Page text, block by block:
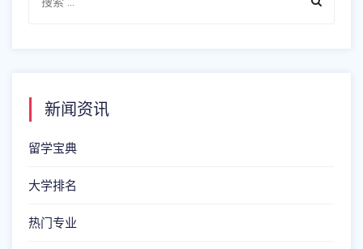
新闻资讯
留学宝典
大学排名
热门专业